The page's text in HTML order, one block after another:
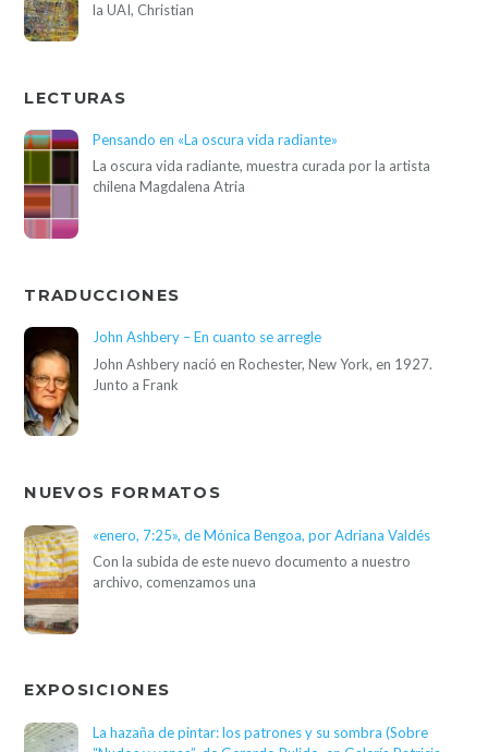
la UAI, Christian
LECTURAS
Pensando en «La oscura vida radiante»
La oscura vida radiante, muestra curada por la artista
chilena Magdalena Atria
TRADUCCIONES
John Ashbery – En cuanto se arregle
John Ashbery nació en Rochester, New York, en 1927.
Junto a Frank
NUEVOS FORMATOS
«enero, 7:25», de Mónica Bengoa, por Adriana Valdés
Con la subida de este nuevo documento a nuestro
archivo, comenzamos una
EXPOSICIONES
La hazaña de pintar: los patrones y su sombra (Sobre